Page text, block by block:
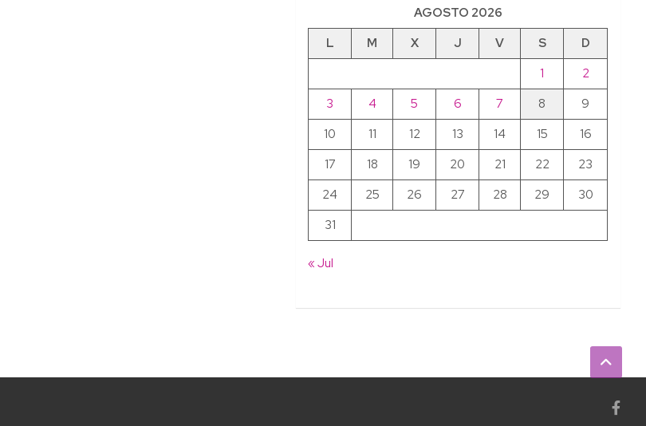
AGOSTO 2026
L
M X J V S
D
1
2
3
4 5 6 7 8
9
10
11 12 13 14 15
16
17
18 19 20 21 22
23
24
25 26 27 28 29
30
31
« Jul